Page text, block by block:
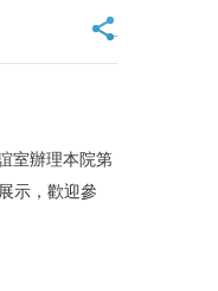
_
室辦理本院第
示，歡迎參